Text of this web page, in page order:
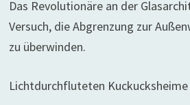
Das Revolutionäre an der
Versuch, die Abgrenzung zur
zu überwinden.
Lichtdurchfluteten